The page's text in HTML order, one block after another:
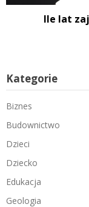
Ile lat
Kategorie
Biznes
Budownictwo
Dzieci
Dziecko
Edukacja
Geologia